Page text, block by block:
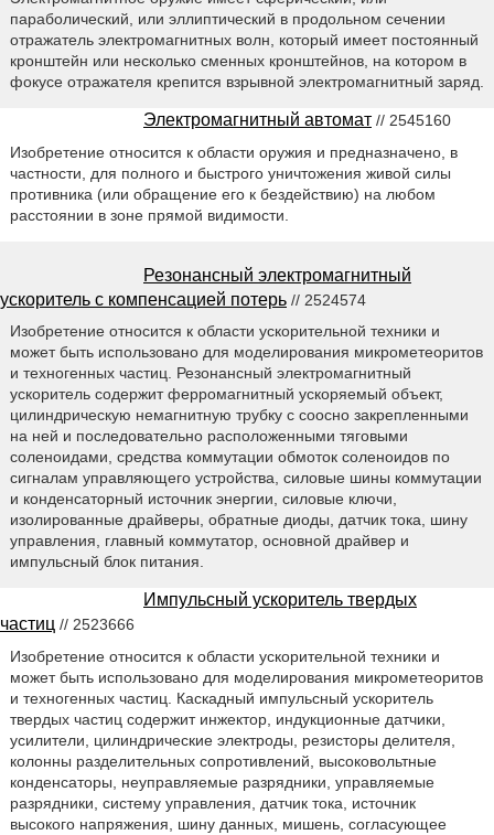
параболический, или эллиптический в продольном сечении
отражатель электромагнитных волн, который имеет постоянный
кронштейн или несколько сменных кронштейнов, на котором в
фокусе отражателя крепится взрывной электромагнитный заряд.
Электромагнитный автомат // 2545160
Изобретение относится к области оружия и предназначено, в
частности, для полного и быстрого уничтожения живой силы
противника (или обращение его к бездействию) на любом
расстоянии в зоне прямой видимости.
Резонансный электромагнитный
ускоритель с компенсацией потерь // 2524574
Изобретение относится к области ускорительной техники и
может быть использовано для моделирования микрометеоритов
и техногенных частиц. Резонансный электромагнитный
ускоритель содержит ферромагнитный ускоряемый объект,
цилиндрическую немагнитную трубку с соосно закрепленными
на ней и последовательно расположенными тяговыми
соленоидами, средства коммутации обмоток соленоидов по
сигналам управляющего устройства, силовые шины коммутации
и конденсаторный источник энергии, силовые ключи,
изолированные драйверы, обратные диоды, датчик тока, шину
управления, главный коммутатор, основной драйвер и
импульсный блок питания.
Импульсный ускоритель твердых
частиц // 2523666
Изобретение относится к области ускорительной техники и
может быть использовано для моделирования микрометеоритов
и техногенных частиц. Каскадный импульсный ускоритель
твердых частиц содержит инжектор, индукционные датчики,
усилители, цилиндрические электроды, резисторы делителя,
колонны разделительных сопротивлений, высоковольтные
конденсаторы, неуправляемые разрядники, управляемые
разрядники, систему управления, датчик тока, источник
высокого напряжения, шину данных, мишень, согласующее